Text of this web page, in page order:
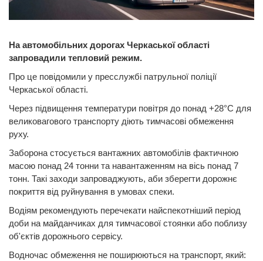
На автомобільних дорогах Черкаської області
запровадили тепловий режим.
Про це повідомили у пресслужбі патрульної поліції
Черкаської області.
Через підвищення температури повітря до понад +28°C для
великовагового транспорту діють тимчасові обмеження
руху.
Заборона стосується вантажних автомобілів фактичною
масою понад 24 тонни та навантаженням на вісь понад 7
тонн. Такі заходи запроваджують, аби зберегти дорожнє
покриття від руйнування в умовах спеки.
Водіям рекомендують перечекати найспекотніший період
доби на майданчиках для тимчасової стоянки або поблизу
об'єктів дорожнього сервісу.
Водночас обмеження не поширюються на транспорт, який: